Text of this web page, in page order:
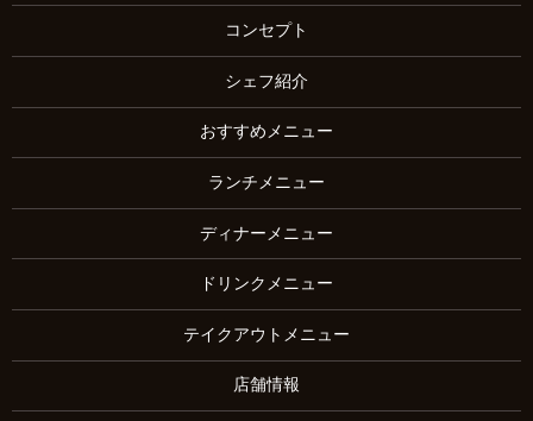
コンセプト
シェフ紹介
おすすめメニュー
ランチメニュー
ディナーメニュー
ドリンクメニュー
テイクアウトメニュー
店舗情報